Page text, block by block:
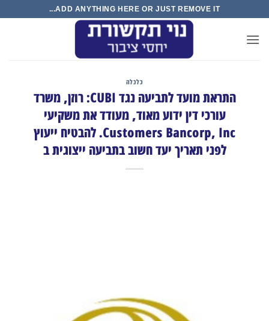
content
ADD ANYTHING HERE OR JUST REMOVE IT...
כלכלה
התראת מועד לתביעה נגד CUBI: רוזן, משרד
עורכי דין ידוע מאוד, מעודד את משקיעי
Customers Bancorp, Inc. להבטיח ייעוץ
לפני תאריך יעד חשוב בתביעה ייצוגית ב